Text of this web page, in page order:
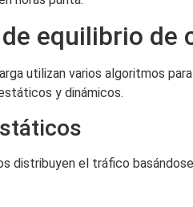
equilibrio de
utilizan varios algoritmos
y dinámicos.
distribuyen el tráfico